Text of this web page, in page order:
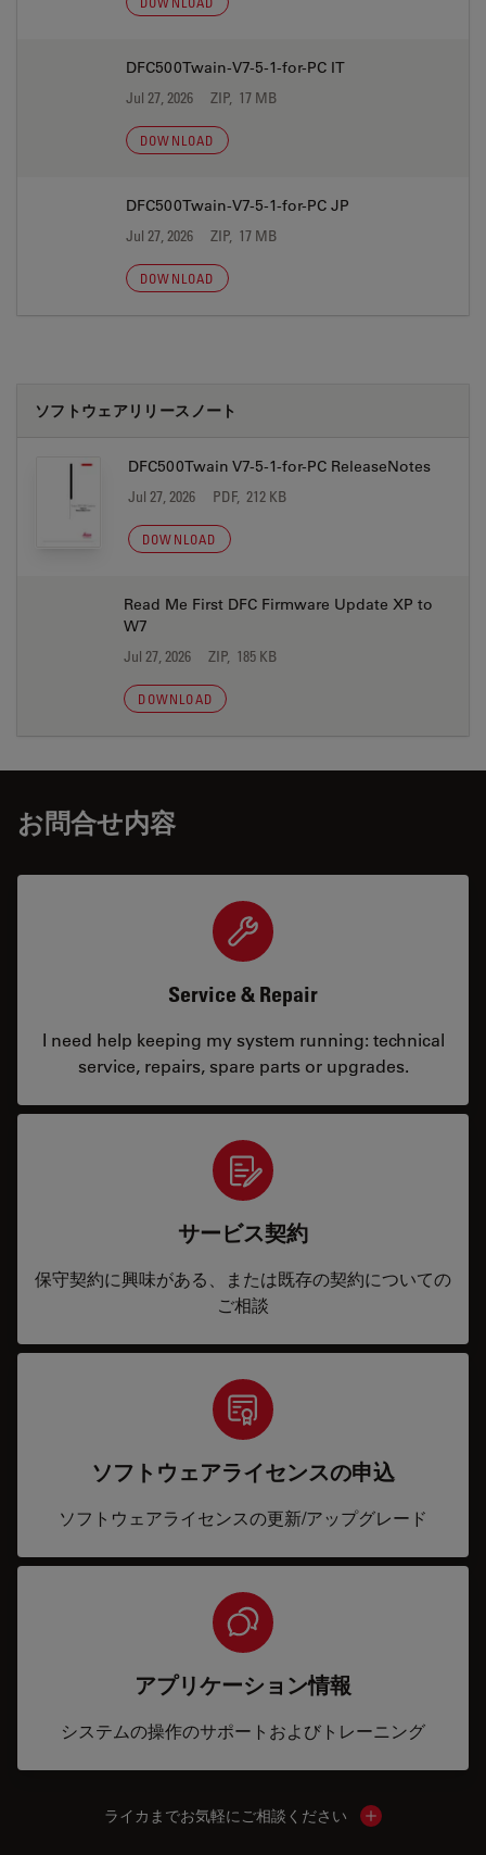
DFC500Twain-V7-5-1-for-PC IT
Jul 27, 2026 ZIP, 17 MB
DOWNLOAD
DFC500Twain-V7-5-1-for-PC JP
Jul 27, 2026 ZIP, 17 MB
DOWNLOAD
ソフトウェアリリースノート
DFC500Twain V7-5-1-for-PC ReleaseNotes
Jul 27, 2026 PDF, 212 KB
DOWNLOAD
Read Me First DFC Firmware Update XP to
W7
Jul 27, 2026 ZIP, 185 KB
DOWNLOAD
お問合せ内容
Service & Repair
I need help keeping my system running: technical
service, repairs, spare parts or upgrades.
サービス契約
保守契約に興味がある、または既存の契約についての
ご相談
ソフトウェアライセンスの申込
ソフトウェアライセンスの更新/アップグレード
アプリケーション情報
システムの操作のサポートおよびトレーニング
ライカまでお気軽にご相談ください Show local